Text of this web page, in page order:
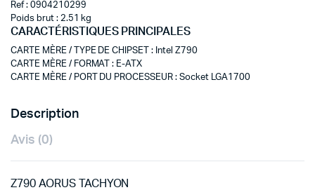
Ref : 0904210299
Poids brut : 2.51 kg
CARACTÉRISTIQUES PRINCIPALES
CARTE MÈRE / TYPE DE CHIPSET : Intel Z790
CARTE MÈRE / FORMAT
: E-ATX
CARTE MÈRE / PORT DU PROCESSEUR : Socket LGA1700
Description
Avis (0)
Z790 AORUS TACHYON